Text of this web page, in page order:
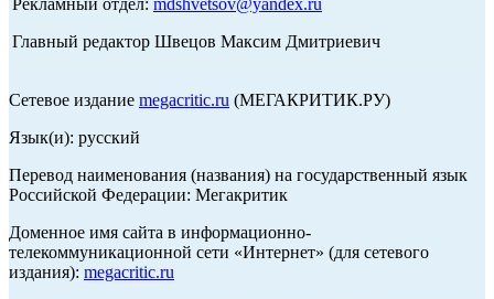
Рекламный отдел: mdshvetsov@yandex.ru
Главный редактор Швецов Максим Дмитриевич
Сетевое издание megacritic.ru (МЕГАКРИТИК.РУ)
Язык(и): русский
Перевод наименования (названия) на государственный язык
Российской Федерации: Мегакритик
Доменное имя сайта в информационно-
телекоммуникационной сети «Интернет» (для сетевого
издания): megacritic.ru